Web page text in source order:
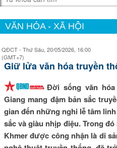
VĂN HÓA - XÃ HỘI
QĐCT - Thứ Sáu, 20/05/2026, 16:00
(GMT+7)
Giữ lửa văn hóa truyền
Đời sống văn
Giang mang đậm bản sắc
gian đến những nghi lễ tâm
sắc và giàu nhịp điệu. Trong
Khmer được công nhận là di